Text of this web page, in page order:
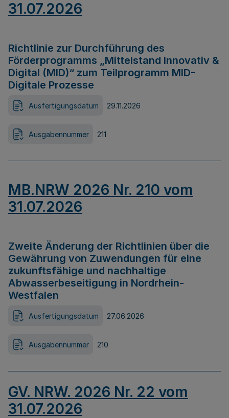
31.07.2026
Richtlinie zur Durchführung des
Förderprogramms „Mittelstand Innovativ &
Digital (MID)“ zum Teilprogramm MID-
Digitale Prozesse
Ausfertigungsdatum 29.11.2026
Ausgabennummer 211
MB.NRW 2026 Nr. 210 vom
31.07.2026
Zweite Änderung der Richtlinien über die
Gewährung von Zuwendungen für eine
zukunftsfähige und nachhaltige
Abwasserbeseitigung in Nordrhein-
Westfalen
Ausfertigungsdatum 27.06.2026
Ausgabennummer 210
GV. NRW. 2026 Nr. 22 vom
31.07.2026